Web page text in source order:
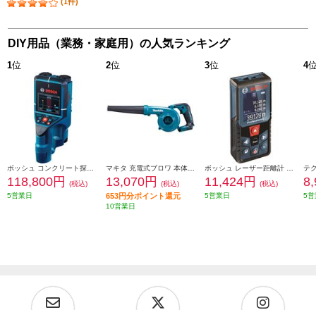
DIY用品（業務・家庭用）の人気ランキング
1位
118,800円
(税込)
5営業日
2位
13,070円 (税込)
653円分ポイント還元
10営業日
3位
11,424円
(税込)
5営業日
4
5営